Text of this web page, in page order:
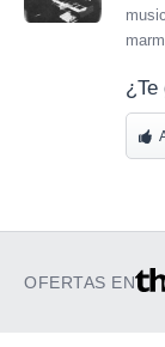
OFERTAS EN